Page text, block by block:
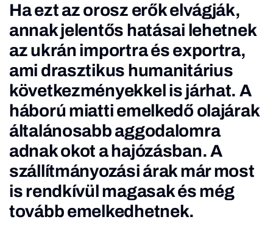
Ha ezt az orosz erők elvágják,
annak jelentős hatásai lehetnek
az ukrán importra és exportra,
ami drasztikus humanitárius
következményekkel is járhat. A
háború miatti emelkedő olajárak
általánosabb aggodalomra
adnak okot a hajózásban. A
szállítmányozási árak már most
is rendkívül magasak és még
tovább emelkedhetnek.